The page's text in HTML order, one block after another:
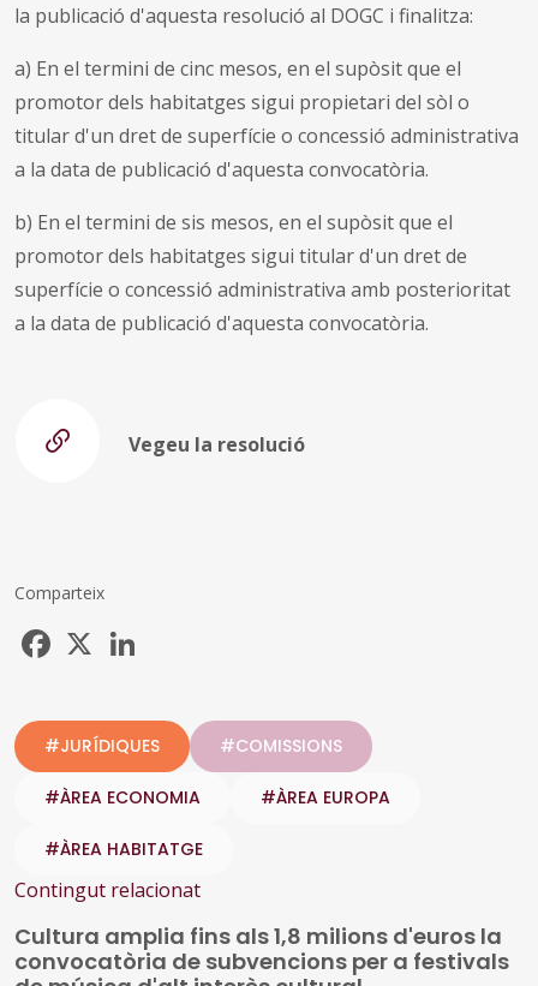
la publicació d'aquesta resolució al DOGC i finalitza:
a) En el termini de cinc mesos, en el supòsit que el
promotor dels habitatges sigui propietari del sòl o
titular d'un dret de superfície o concessió administrativa
a la data de publicació d'aquesta convocatòria.
b) En el termini de sis mesos, en el supòsit que el
promotor dels habitatges sigui titular d'un dret de
superfície o concessió administrativa amb posterioritat
a la data de publicació d'aquesta convocatòria.
Vegeu la resolució
Comparteix
Facebook
#JURÍDIQUES #COMISSIONS
#ÀREA ECONOMIA #ÀREA EUROPA
#ÀREA HABITATGE
Contingut relacionat
Cultura amplia fins als 1,8 milions d'euros la
convocatòria de subvencions per a festivals